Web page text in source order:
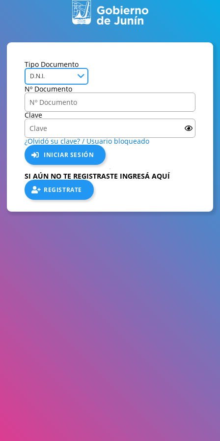
Tipo Documento
D.N.I.
Nº Documento
Clave
¿Olvidó su clave? / Usuario bloqueado
INICIAR SESIÓN
SI AÚN NO TE REGISTRASTE INGRESÁ AQUÍ
REGISTRATE